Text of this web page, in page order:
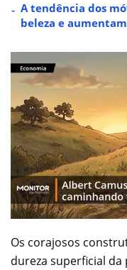
A tendência dos
beleza e
Os corajosos
dureza superficial